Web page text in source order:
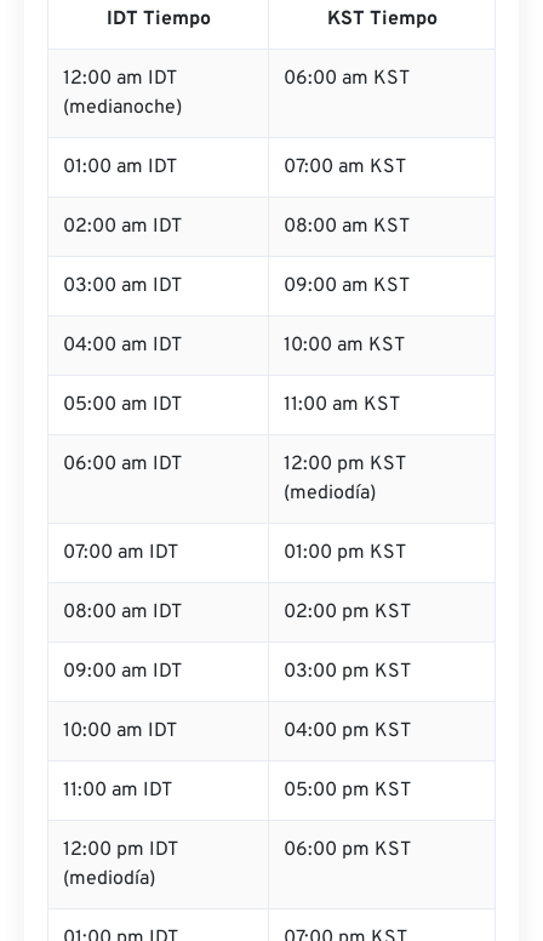
IDT Tiempo KST Tiempo
12:00 am IDT
(medianoche)
06:00 am KST
01:00 am IDT 07:00 am KST
02:00 am IDT 08:00 am KST
03:00 am IDT 09:00 am KST
04:00 am IDT 10:00 am KST
05:00 am IDT 11:00 am KST
06:00 am IDT
12:00 pm KST
(mediodía)
07:00 am IDT 01:00 pm KST
08:00 am IDT 02:00 pm KST
09:00 am IDT 03:00 pm KST
10:00 am IDT 04:00 pm KST
11:00 am IDT 05:00 pm KST
12:00 pm IDT
(mediodía)
06:00 pm KST